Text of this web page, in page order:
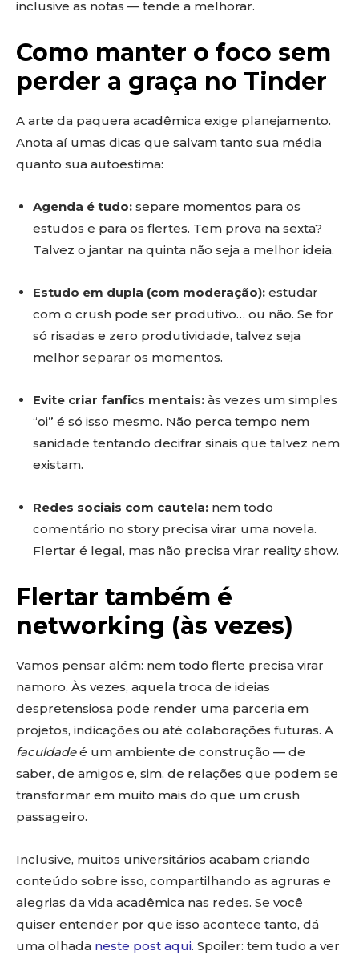
inclusive as notas — tende a melhorar.
Como manter o foco sem
perder a graça no Tinder
A arte da paquera acadêmica exige planejamento.
Anota aí umas dicas que salvam tanto sua média
quanto sua autoestima:
Agenda é tudo: separe momentos para os
estudos e para os flertes. Tem prova na sexta?
Talvez o jantar na quinta não seja a melhor ideia.
Estudo em dupla (com moderação): estudar
com o crush pode ser produtivo… ou não. Se for
só risadas e zero produtividade, talvez seja
melhor separar os momentos.
Evite criar fanfics mentais: às vezes um simples
“oi” é só isso mesmo. Não perca tempo nem
sanidade tentando decifrar sinais que talvez nem
existam.
Redes sociais com cautela: nem todo
comentário no story precisa virar uma novela.
Flertar é legal, mas não precisa virar reality show.
Flertar também é
networking (às vezes)
Vamos pensar além: nem todo flerte precisa virar
namoro. Às vezes, aquela troca de ideias
despretensiosa pode render uma parceria em
projetos, indicações ou até colaborações futuras. A
faculdadeé um ambiente de construção — de
saber, de amigos e, sim, de relações que podem se
transformar em muito mais do que um crush
passageiro.
Inclusive, muitos universitários acabam criando
conteúdo sobre isso, compartilhando as agruras e
alegrias da vida acadêmica nas redes. Se você
quiser entender por que isso acontece tanto, dá
uma olhada neste post aqui. Spoiler: tem tudo a ver